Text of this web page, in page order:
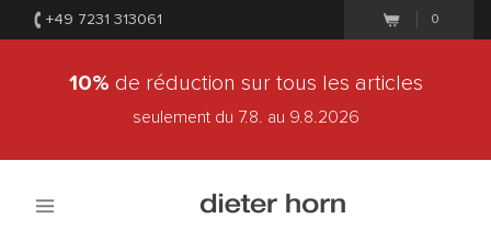
+49 7231 313061 0
10% de réduction sur tous les articles
seulement du 7.8. au 9.8.2026